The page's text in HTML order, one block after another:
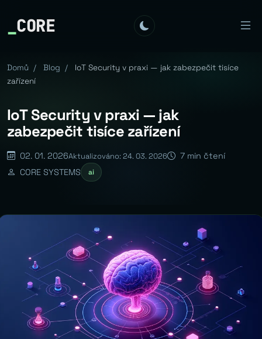
_CORE
Domů / Blog /
IoT Security v praxi — jak zabezpečit tisíce
zařízení
IoT Security v praxi — jak
zabezpečit tisíce zařízení
02. 01. 2026Aktualizováno: 24. 03. 2026
7 min čtení
CORE SYSTEMS
ai